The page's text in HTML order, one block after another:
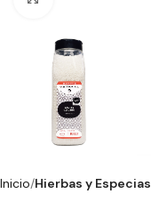
Inicio Hierbas y Especias